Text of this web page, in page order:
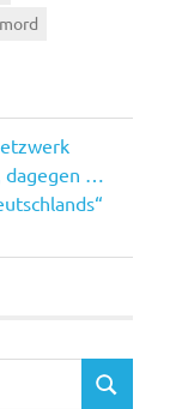
mord
…
SUCHEN